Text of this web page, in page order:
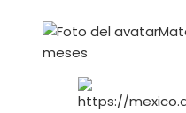
meses